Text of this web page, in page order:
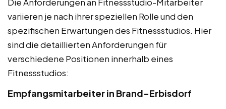
variieren je nach ihrer speziellen Rolle und den
spezifischen Erwartungen des Fitnessstudios. Hier
sind die detaillierten Anforderungen für
verschiedene Positionen innerhalb eines
Fitnessstudios:
Empfangsmitarbeiter in Brand-Erbisdorf